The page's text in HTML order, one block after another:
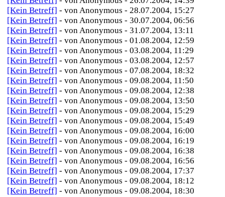
[Kein Betreff] - von Anonymous - 28.07.2004, 15:27
[Kein Betreff] - von Anonymous - 30.07.2004, 06:56
[Kein Betreff] - von Anonymous - 31.07.2004, 13:11
[Kein Betreff] - von Anonymous - 01.08.2004, 12:59
[Kein Betreff] - von Anonymous - 03.08.2004, 11:29
[Kein Betreff] - von Anonymous - 03.08.2004, 12:57
[Kein Betreff] - von Anonymous - 07.08.2004, 18:32
[Kein Betreff] - von Anonymous - 09.08.2004, 11:50
[Kein Betreff] - von Anonymous - 09.08.2004, 12:38
[Kein Betreff] - von Anonymous - 09.08.2004, 13:50
[Kein Betreff] - von Anonymous - 09.08.2004, 15:29
[Kein Betreff] - von Anonymous - 09.08.2004, 15:49
[Kein Betreff] - von Anonymous - 09.08.2004, 16:00
[Kein Betreff] - von Anonymous - 09.08.2004, 16:19
[Kein Betreff] - von Anonymous - 09.08.2004, 16:38
[Kein Betreff] - von Anonymous - 09.08.2004, 16:56
[Kein Betreff] - von Anonymous - 09.08.2004, 17:37
[Kein Betreff] - von Anonymous - 09.08.2004, 18:12
[Kein Betreff] - von Anonymous - 09.08.2004, 18:30